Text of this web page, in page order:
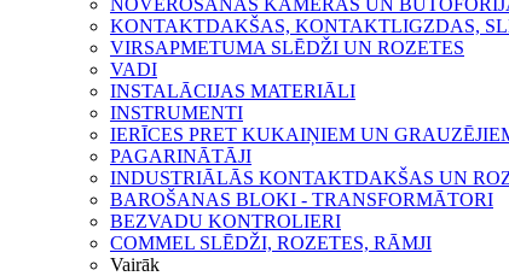
NOVĒROŠANAS KAMERAS UN
KONTAKTDAKŠAS, KONTAKTLIGZDAS,
VIRSAPMETUMA SLĒDŽI UN ROZETES
VADI
INSTALĀCIJAS MATERIĀLI
INSTRUMENTI
IERĪCES PRET KUKAIŅIEM UN
PAGARINĀTĀJI
INDUSTRIĀLĀS KONTAKTDAKŠAS UN
BAROŠANAS BLOKI - TRANSFORMĀTORI
BEZVADU KONTROLIERI
COMMEL SLĒDŽI, ROZETES, RĀMJI
Vairāk